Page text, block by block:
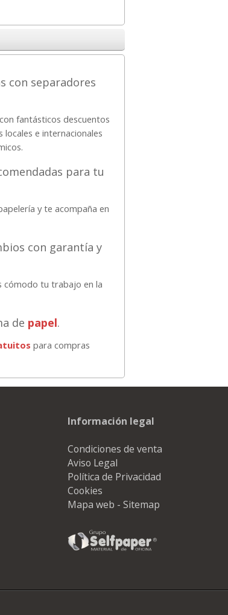
con separadores
fantásticos descuentos
e internacionales
para tu
y te acompaña en
con garantía y
cómodo tu trabajo en la
de papel.
para compras
Información legal
Condiciones de venta
Aviso Legal
Política de Privacidad
Cookies
Mapa web - Sitemap